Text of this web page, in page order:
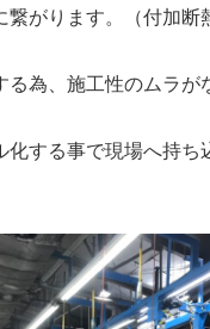
がります。（付加断
為、施工性のムラが
する事で現場へ持ち